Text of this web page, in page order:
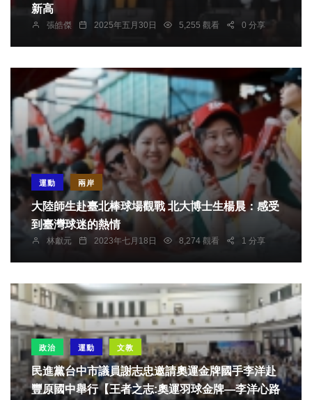
新高
張皓傑 2025年五月30日 5,255 觀看 0 分享
運動 兩岸
大陸師生赴臺北棒球場觀戰 北大博士生楊晨：感受
到臺灣球迷的熱情
林獻元 2023年七月18日 8,274 觀看 1 分享
政治 運動 文教
民進黨台中市議員謝志忠邀請奧運金牌國手李洋赴
豐原國中舉行【王者之志:奧運羽球金牌—李洋心路